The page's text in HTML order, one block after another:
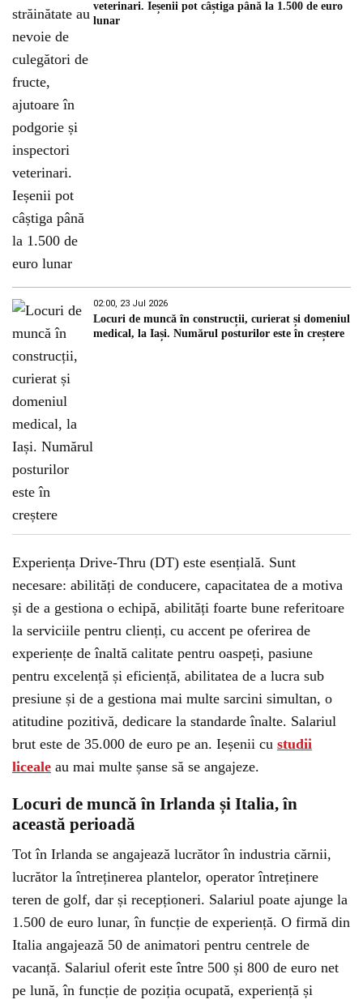
veterinari. Ieșenii pot câștiga până la 1.500 de euro
lunar
02:00, 23 Jul 2026
Locuri de muncă în construcții, curierat și domeniul
medical, la Iași. Numărul posturilor este în creștere
Experiența Drive-Thru (DT) este esențială. Sunt
necesare: abilități de conducere, capacitatea de a motiva
și de a gestiona o echipă, abilități foarte bune referitoare
la serviciile pentru clienți, cu accent pe oferirea de
experiențe de înaltă calitate pentru oaspeți, pasiune
pentru excelență și eficiență, abilitatea de a lucra sub
presiune și de a gestiona mai multe sarcini simultan, o
atitudine pozitivă, dedicare la standarde înalte. Salariul
brut este de 35.000 de euro pe an. Ieșenii cu studii
liceale au mai multe șanse să se angajeze.
Locuri de muncă în Irlanda și Italia, în
această perioadă
Tot în Irlanda se angajează lucrător în industria cărnii,
lucrător la întreținerea plantelor, operator întreținere
teren de golf, dar și recepționeri. Salariul poate ajunge la
1.500 de euro lunar, în funcție de experiență. O firmă din
Italia angajează 50 de animatori pentru centrele de
vacanță. Salariul oferit este între 500 și 800 de euro net
pe lună, în funcție de poziția ocupată, experiență și